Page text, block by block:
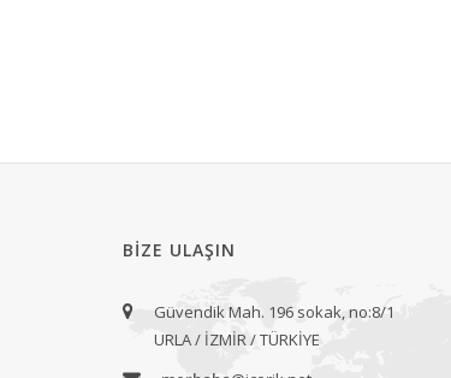
BIZE ULAŞIN
Güvendik Mah. 196 sokak, no:8/1
URLA / İZMİR / TÜRKİYE